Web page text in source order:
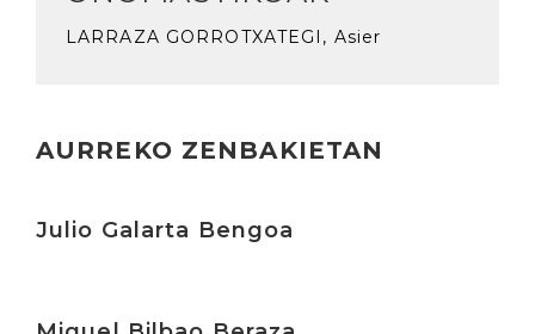
LARRAZA GORROTXATEGI, Asier
AURREKO ZENBAKIETAN
Julio Galarta Bengoa